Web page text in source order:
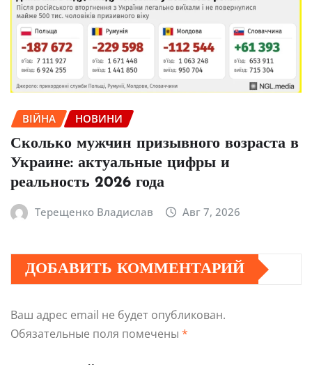
ВІЙНА НОВИНИ
Сколько мужчин призывного возраста в
Украине: актуальные цифры и
реальность 2026 года
Терещенко Владислав Авг 7, 2026
ДОБАВИТЬ КОММЕНТАРИЙ
Ваш адрес email не будет опубликован.
Обязательные поля помечены *